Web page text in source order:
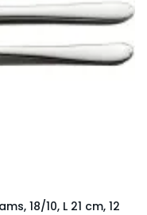
18/10, L 21 cm, 12